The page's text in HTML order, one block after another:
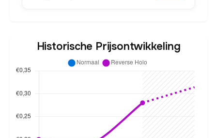
Historische Prijsontwikkeling